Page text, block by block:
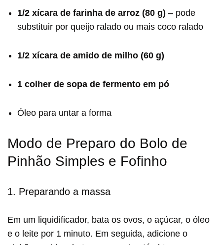
1/2 xícara de farinha de arroz (80 g) – pode
substituir por queijo ralado ou mais coco ralado
1/2 xícara de amido de milho (60 g)
1 colher de sopa de fermento em pó
Óleo para untar a forma
Modo de Preparo do Bolo de
Pinhão Simples e Fofinho
1. Preparando a massa
Em um liquidificador, bata os ovos, o açúcar, o óleo
e o leite por 1 minuto. Em seguida, adicione o